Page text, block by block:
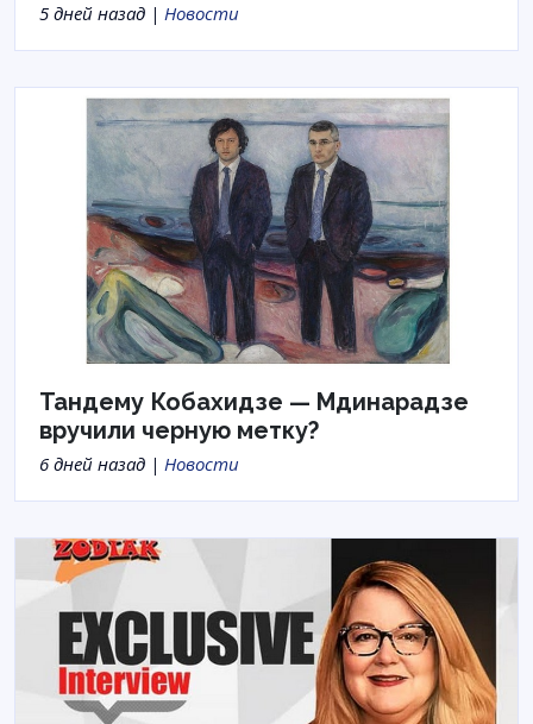
5 дней назад | Новости
Тандему Кобахидзе — Мдинарадзе
вручили черную метку?
6 дней назад | Новости